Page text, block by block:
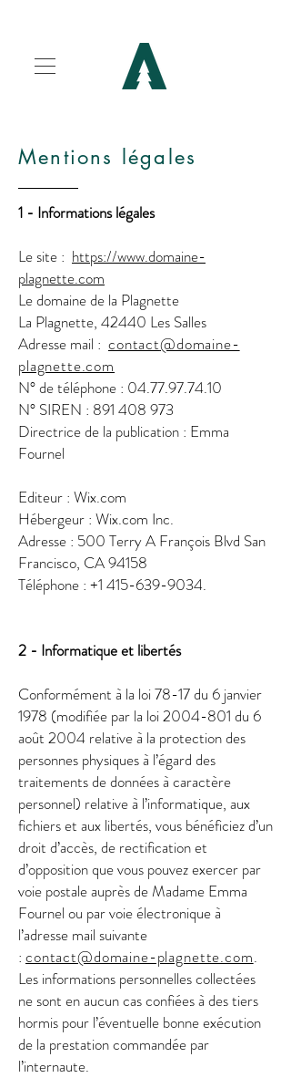
Mentions légales
​1 - Informations légales
Le site : https://www.domaine-
plagnette.com
Le domaine de la Plagnette
La Plagnette, 42440 Les Salles
Adresse mail : contact@domaine-
plagnette.com
N° de téléphone : 04.77.97.74.10
N° SIREN : 891 408 973
Directrice de la publication : Emma
Fournel
Editeur : Wix.com
Hébergeur : Wix.com Inc.
Adresse : 500 Terry A François Blvd San
Francisco, CA 94158
Téléphone : +1 415-639-9034.
2 - Informatique et libertés
Conformément à la loi 78-17 du 6 janvier
1978 (modifiée par la loi2004-801 du 6
août 2004 relative à la protection des
personnes physiques à l’égard des
traitements de données à caractère
personnel) relative à l’informatique, aux
fichiers et aux libertés, vous bénéficiez d’un
droit d’accès, de rectification et
d’opposition que vous pouvez exercer par
voie postale auprès de Madame Emma
Fournel ou par voie électronique à
l’adresse mail suivante
: contact@domaine-plagnette.com.
Les informations personnelles collectées
ne sont en aucun cas confiées à des tiers
hormis pour l’éventuelle bonne exécution
de la prestation commandée par
l’internaute.